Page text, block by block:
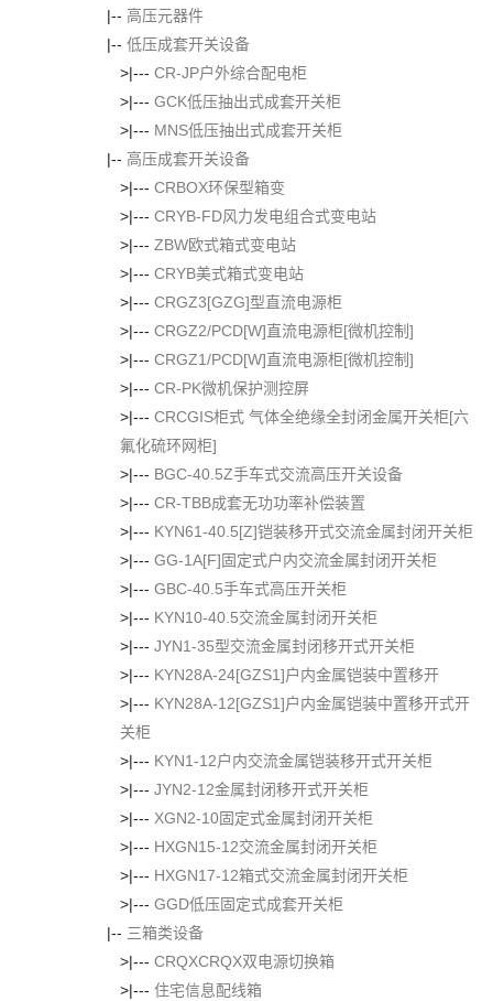
|-- 高压元器件
|-- 低压成套开关设备
>|--- CR-JP户外综合配电柜
>|--- GCK低压抽出式成套开关柜
>|--- MNS低压抽出式成套开关柜
|-- 高压成套开关设备
>|--- CRBOX环保型箱变
>|--- CRYB-FD风力发电组合式变电站
>|--- ZBW欧式箱式变电站
>|--- CRYB美式箱式变电站
>|--- CRGZ3[GZG]型直流电源柜
>|--- CRGZ2/PCD[W]直流电源柜[微机控制]
>|--- CRGZ1/PCD[W]直流电源柜[微机控制]
>|--- CR-PK微机保护测控屏
>|--- CRCGIS柜式 气体全绝缘全封闭金属开关柜[六
氟化硫环网柜]
>|--- BGC-40.5Z手车式交流高压开关设备
>|--- CR-TBB成套无功功率补偿装置
>|--- KYN61-40.5[Z]铠装移开式交流金属封闭开关柜
>|--- GG-1A[F]固定式户内交流金属封闭开关柜
>|--- GBC-40.5手车式高压开关柜
>|--- KYN10-40.5交流金属封闭开关柜
>|--- JYN1-35型交流金属封闭移开式开关柜
>|--- KYN28A-24[GZS1]户内金属铠装中置移开
>|--- KYN28A-12[GZS1]户内金属铠装中置移开式开
关柜
>|--- KYN1-12户内交流金属铠装移开式开关柜
>|--- JYN2-12金属封闭移开式开关柜
>|--- XGN2-10固定式金属封闭开关柜
>|--- HXGN15-12交流金属封闭开关柜
>|--- HXGN17-12箱式交流金属封闭开关柜
>|--- GGD低压固定式成套开关柜
|-- 三箱类设备
>|--- CRQXCRQX双电源切换箱
>|--- 住宅信息配线箱